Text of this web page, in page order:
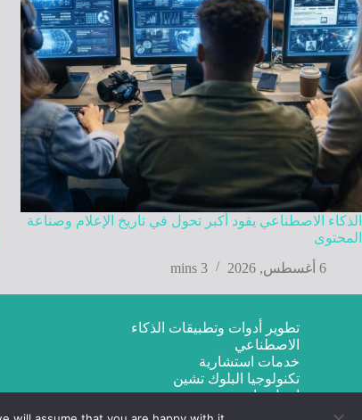
الذكاء الاصطناعي يقود أكبر تحول في تاريخ الإعلام وصناعة
المحتوى
6 أغسطس, 2026
3 mins
تطوير أدوات وتطبيقات الذكاء
الاصطناعي
خدمات استشارية
تكنولوجيا البلوك تشين
اتصل بنا